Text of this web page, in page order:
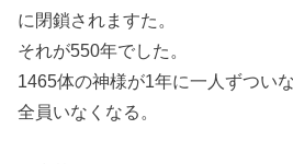
に閉鎖されますた。
それが550年でした。
1465体の神様が1年に一人ずつい
全員いなくなる。